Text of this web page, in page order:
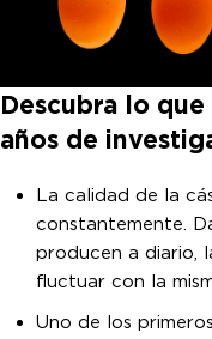
Descubra lo
años de
La calidad de la
constantemente.
producen a diario,
fluctuar con la
Uno de los